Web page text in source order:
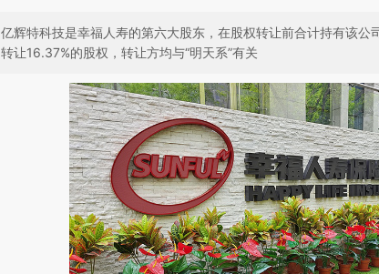
亿辉特科技是幸福人寿的第六大股东，在股权转让前合计持有该公
转让16.37%的股权，转让方均与“明天系”有关